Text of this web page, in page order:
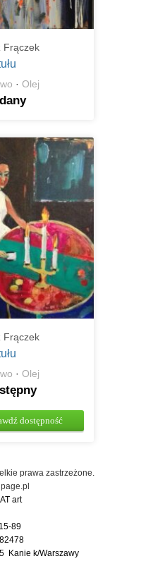
Frączek
· Olej
Frączek
· Olej
dostępność
prawa zastrzeżone.
art
89
Kanie k/Warszawy